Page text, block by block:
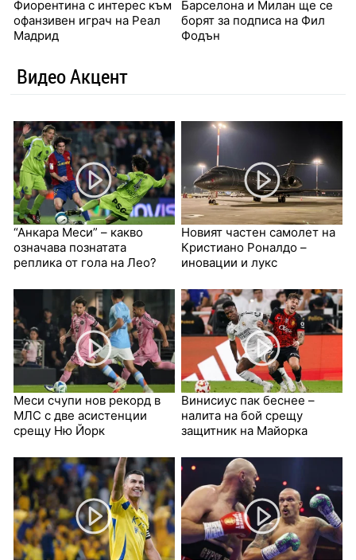
Фиорентина с интерес към
офанзивен играч на Реал
Мадрид
Барселона и Милан ще се
борят за подписа на Фил
Фодън
Видео Акцент
“Анкара Меси” – какво
означава познатата
реплика от гола на Лео?
Новият частен самолет на
Кристиано Роналдо –
иновации и лукс
Меси счупи нов рекорд в
МЛС с две асистенции
срещу Ню Йорк
Винисиус пак беснее –
налита на бой срещу
защитник на Майорка